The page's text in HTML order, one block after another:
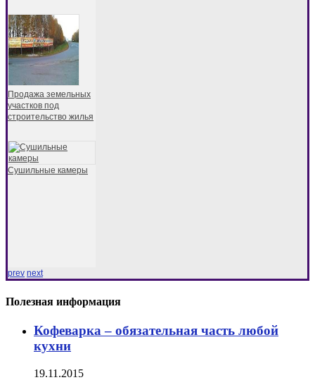
Продажа земельных
участков под
строительство жилья
Сушильные камеры
prev next
Полезная информация
Кофеварка – обязательная часть любой
кухни
19.11.2015